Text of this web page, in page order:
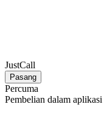
JustCall
Pasang
Percuma
Pembelian dalam aplikasi